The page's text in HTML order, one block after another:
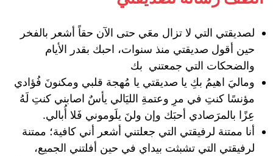
لصديقتي التي لا تزال معَي حتى الآن حقاً أشعر بالفخر
حين أقول صديقتي منذ سنوات، احبك بقدر الأيام
والضحكات التي جمعتني بك
وماليَ اهيمُ بكِ يا صديقتي يا مُهجة قلبي ومكنونَ فُؤادي
مؤنسًا كنتِ في مرِ وعتمةِ الليَالي يأسٌ اصابني كنتِ لَهُ
عِزًا بالمرَصادي أحبَك وإن ولنَ يلَوموني فَلا أُبالي.
أنا ممتنة لرفيقتي التي جعلتني أشعر أني كافية؛ ممتنة
لرفيقتي التي تشبثت بيداي في حين أفلتني الجميع،